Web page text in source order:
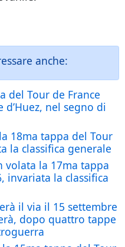
anche:
del Tour de France
nel segno di
18ma tappa del Tour
la classifica generale
volata la 17ma tappa
invariata la classifica
il via il 15 settembre
dopo quattro tappe